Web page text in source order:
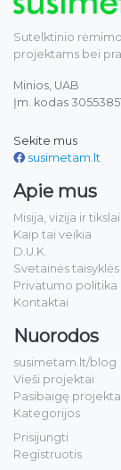
Sutelktinio
projektams bei
Minios, UAB
Įm. kodas
Sekite mus
susimetam.lt
Apie mus
Misija, vizija ir tikslai
Kaip tai veikia
D.U.K.
Svetainės taisyklės
Privatumo politika
Kontaktai
Nuorodos
susimetam.lt/blog
Vieši projektai
Pasibaigę
Kategorijos
Prisijungti
Registruotis